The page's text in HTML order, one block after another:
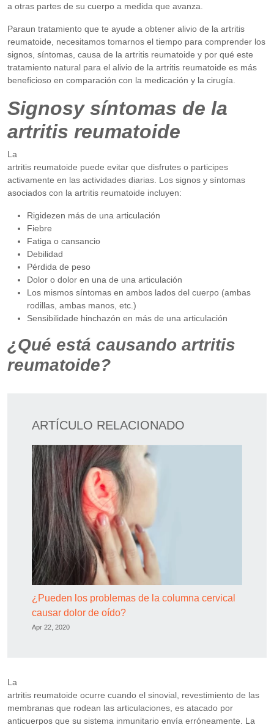
a otras partes de su cuerpo a medida que avanza.
Paraun tratamiento que te ayude a obtener alivio de la artritis
reumatoide, necesitamos tomarnos el tiempo para comprender los
signos, síntomas, causa de la artritis reumatoide y por qué este
tratamiento natural para el alivio de la artritis reumatoide es más
beneficioso en comparación con la medicación y la cirugía.
Signosy síntomas de la
artritis reumatoide
La
artritis reumatoide puede evitar que disfrutes o participes
activamente en las actividades diarias. Los signos y síntomas
asociados con la artritis reumatoide incluyen:
Rigidezen más de una articulación
Fiebre
Fatiga o cansancio
Debilidad
Pérdida de peso
Dolor o dolor en una de una articulación
Los mismos síntomas en ambos lados del cuerpo (ambas
rodillas, ambas manos, etc.)
Sensibilidade hinchazón en más de una articulación
¿Qué está causando artritis
reumatoide?
ARTÍCULO RELACIONADO
¿Pueden los problemas de la columna cervical
causar dolor de oído?
Apr 22, 2020
La
artritis reumatoide ocurre cuando el sinovial, revestimiento de las
membranas que rodean las articulaciones, es atacado por
anticuerpos que su sistema inmunitario envía erróneamente. La